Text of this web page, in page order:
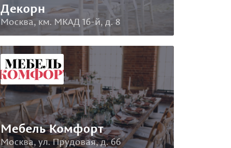
Декорн
Москва, км. МКАД 16-й, д. 8
Мебель Комфорт
Москва, ул. Прудовая, д. 66